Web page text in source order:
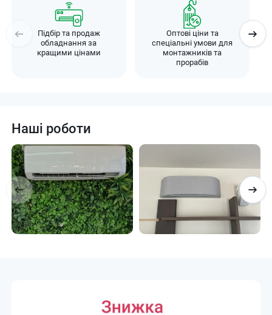
Підбір та продаж
обладнання за
кращими цінами
Оптові ціни та
спеціальні умови для
монтажників та
прорабів
Наші роботи